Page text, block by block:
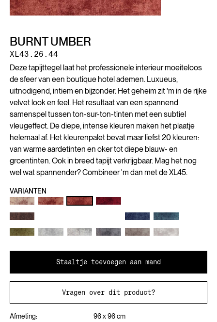
BURNT UMBER
XL43.26.44
Deze tapijttegel laat het professionele interieur moeiteloos
de sfeer van een boutique hotel ademen. Luxueus,
uitnodigend, intiem en bijzonder. Het geheim zit 'm in de rijke
velvet look en feel. Het resultaat van een spannend
samenspel tussen ton-sur-ton-tinten met een subtiel
vleugeffect. De diepe, intense kleuren maken het plaatje
helemaal af. Het kleurenpalet bevat maar liefst 20 kleuren:
van warme aardetinten en oker tot diepe blauw- en
groentinten. Ook in breed tapijt verkrijgbaar. Mag het nog
wel wat spannender? Combineer 'm dan met de XL45.
VARIANTEN
Staaltje toevoegen aan mand
Vragen over dit product?
Afmeting:
96 x 96 cm